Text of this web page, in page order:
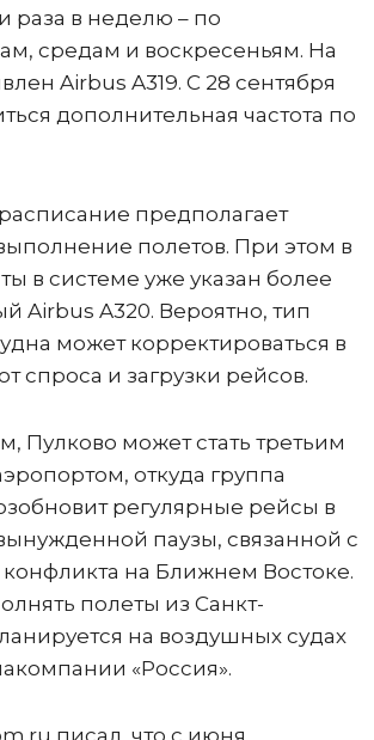
раза в неделю – по
средам и воскресеньям. На
Airbus A319. С 28 сентября
дополнительная частота по
предполагает
полетов. При этом в
в системе уже указан более
Airbus A320. Вероятно, тип
может корректироваться в
спроса и загрузки рейсов.
Пулково может стать третьим
откуда группа
регулярные рейсы в
паузы, связанной с
на Ближнем Востоке.
полеты из Санкт-
на воздушных судах
«Россия».